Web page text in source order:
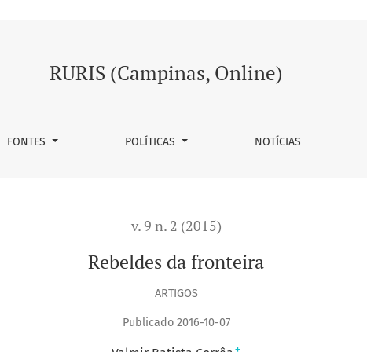
RURIS (Campinas, Online)
FONTES POLÍTICAS NOTÍCIAS
v. 9 n. 2 (2015)
Rebeldes da fronteira
ARTIGOS
Publicado 2016-10-07
+